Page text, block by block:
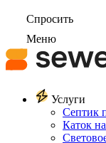
Спросить
Меню
Услуги
Септик
Каток